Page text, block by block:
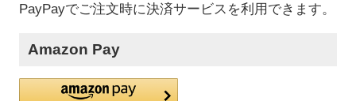
PayPayでご注文時に決済サービスを利用できます。
Amazon Pay